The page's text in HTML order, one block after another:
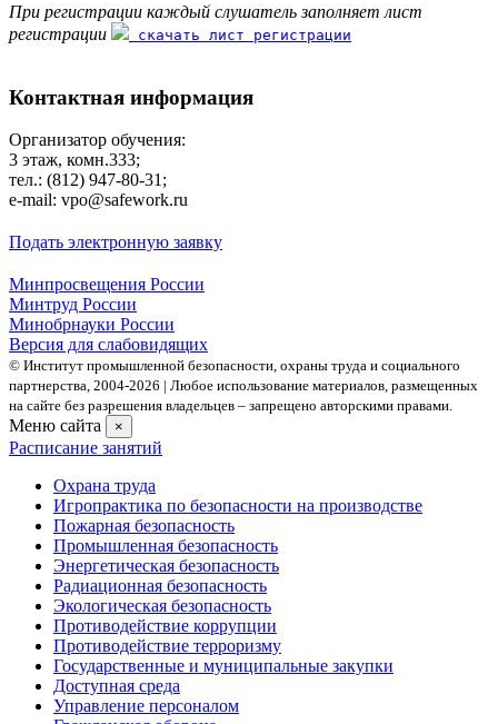
При регистрации каждый слушатель заполняет лист
регистрации
скачать лист регистрации
Контактная информация
Организатор обучения:
3 этаж, комн.333;
тел.: (812) 947-80-31;
e-mail: vpo@safework.ru
Подать электронную заявку
Минпросвещения России
Минтруд России
Минобрнауки России
Версия для слабовидящих
© Институт промышленной безопасности, охраны труда и социального
партнерства, 2004- 2026 | Любое использование материалов, размещенных
на сайте без разрешения владельцев – запрещено авторскими правами.
Меню сайта ×
Расписание занятий
Охрана труда
Игропрактика по безопасности на производстве
Пожарная безопасность
Промышленная безопасность
Энергетическая безопасность
Радиационная безопасность
Экологическая безопасность
Противодействие коррупции
Противодействие терроризму
Государственные и муниципальные закупки
Доступная среда
Управление персоналом